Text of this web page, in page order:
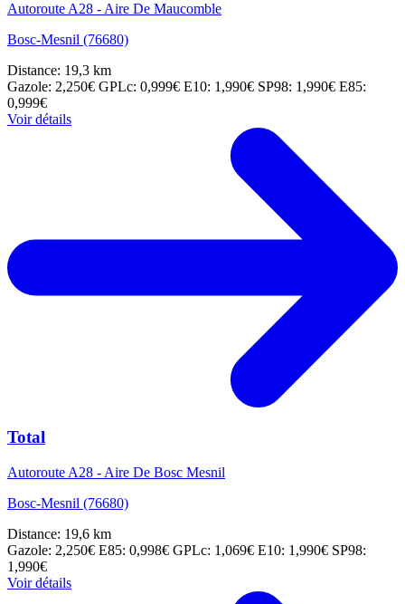
Autoroute A28 - Aire De Maucomble
Bosc-Mesnil (76680)
Distance: 19,3 km
Gazole: 2,250€ GPLc: 0,999€ E10: 1,990€ SP98: 1,990€ E85:
0,999€
Voir détails
Total
Autoroute A28 - Aire De Bosc Mesnil
Bosc-Mesnil (76680)
Distance: 19,6 km
Gazole: 2,250€ E85: 0,998€ GPLc: 1,069€ E10: 1,990€ SP98:
1,990€
Voir détails